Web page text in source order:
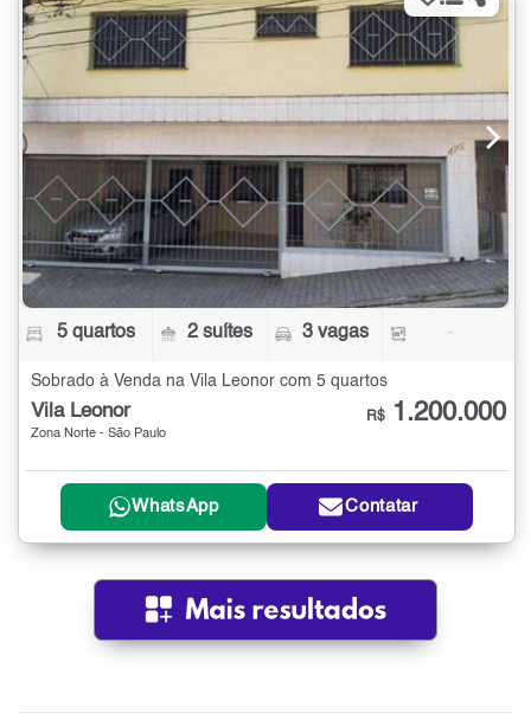
5 quartos 2 suítes 3 vagas -
Sobrado à Venda na Vila Leonor com 5 quartos
Vila Leonor
Zona Norte - São Paulo
R$ 1.200.000
WhatsApp Contatar